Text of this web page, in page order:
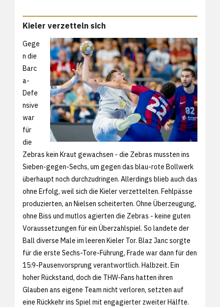
Kieler verzetteln sich
Gege
n die
Barc
a-
Defe
nsive
war
für
die
Zebras kein Kraut gewachsen - die Zebras mussten ins
Sieben-gegen-Sechs, um gegen das blau-rote Bollwerk
überhaupt noch durchzudringen. Allerdings blieb auch das
ohne Erfolg, weil sich die Kieler verzettelten. Fehlpässe
produzierten, an Nielsen scheiterten. Ohne Überzeugung,
ohne Biss und mutlos agierten die Zebras - keine guten
Voraussetzungen für ein Überzahlspiel. So landete der
Ball diverse Male im leeren Kieler Tor. Blaz Janc sorgte
für die erste Sechs-Tore-Führung, Frade war dann für den
15:9-Pausenvorsprung verantwortlich. Halbzeit. Ein
hoher Rückstand, doch die THW-Fans hatten ihren
Glauben ans eigene Team nicht verloren, setzten auf
eine Rückkehr ins Spiel mit engagierter zweiter Hälfte.